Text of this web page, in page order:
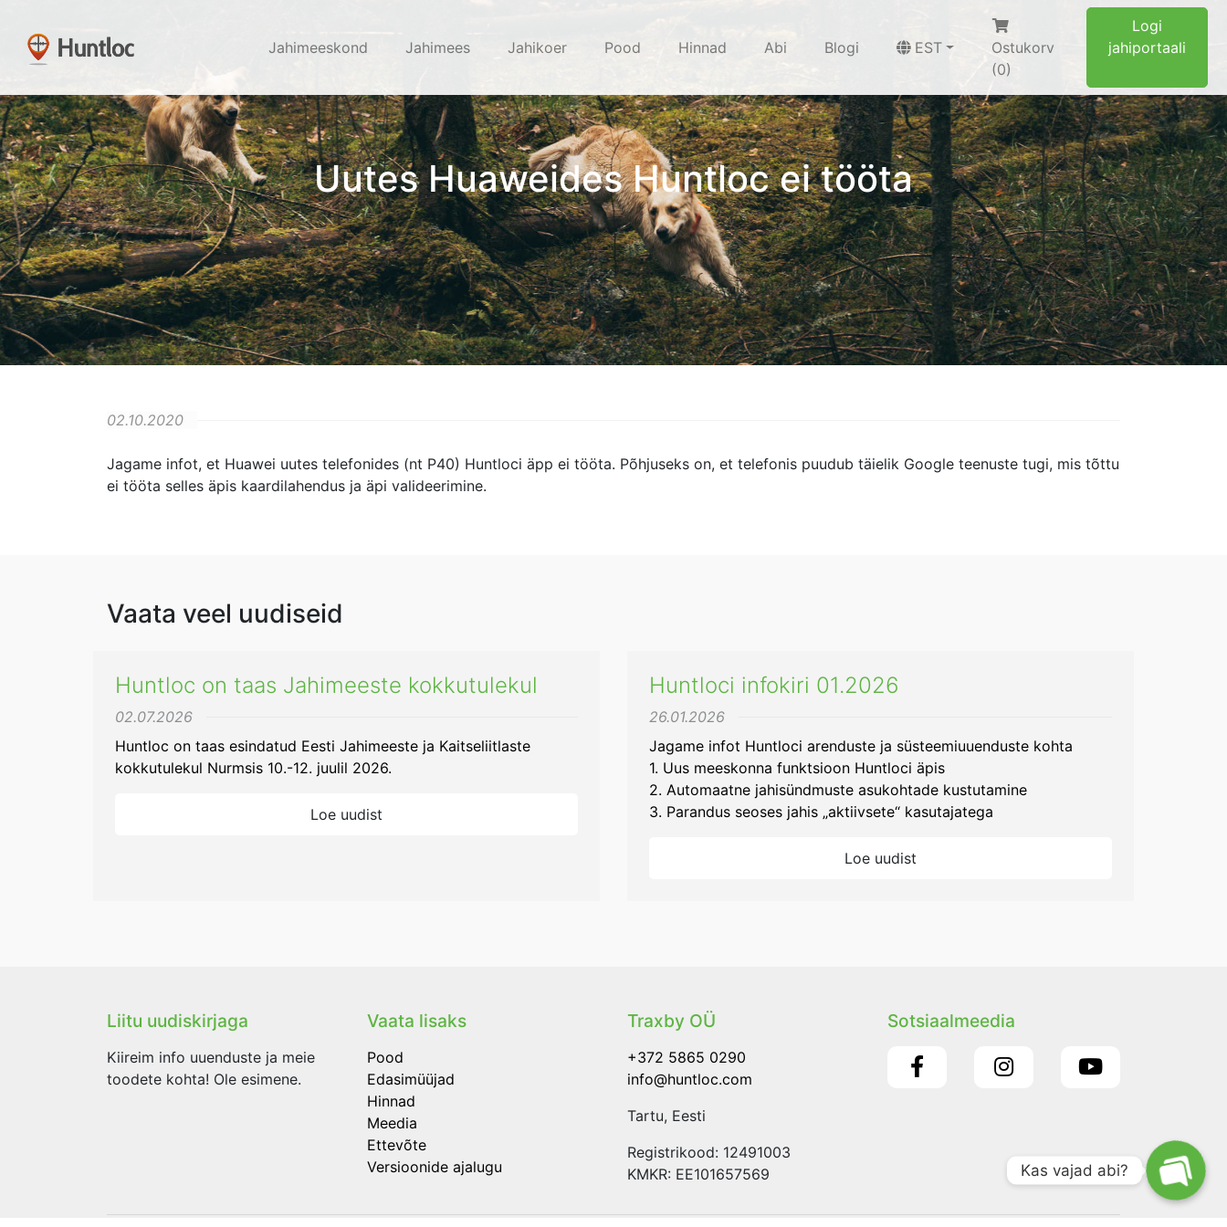
Jahimeeskond Jahimees Jahikoer Pood Hinnad Abi Blogi EST
Ostukorv
(0)
Logi
jahiportaali
Uutes Huaweides Huntloc ei tööta
02.10.2020
Jagame infot, et Huawei uutes telefonides (nt P40) Huntloci äpp ei tööta. Põhjuseks on, et telefonis puudub täielik Google teenuste tugi, mis tõttu
ei tööta selles äpis kaardilahendus ja äpi valideerimine.
Vaata veel uudiseid
Huntloc on taas Jahimeeste kokkutulekul
02.07.2026
Huntloc on taas esindatud Eesti Jahimeeste ja Kaitseliitlaste
kokkutulekul Nurmsis 10.-12. juulil 2026.
Loe uudist
Huntloci infokiri 01.2026
26.01.2026
Jagame infot Huntloci arenduste ja süsteemiuuenduste kohta
1. Uus meeskonna funktsioon Huntloci äpis
2. Automaatne jahisündmuste asukohtade kustutamine
3. Parandus seoses jahis „aktiivsete“ kasutajatega
Loe uudist
Liitu uudiskirjaga
Kiireim info uuenduste ja meie
toodete kohta! Ole esimene.
Vaata lisaks
Pood
Edasimüüjad
Hinnad
Meedia
Ettevõte
Versioonide ajalugu
Traxby OÜ
+372 5865 0290
info@huntloc.com
Tartu, Eesti
Registrikood: 12491003
KMKR: EE101657569
Sotsiaalmeedia
Kas vajad abi?